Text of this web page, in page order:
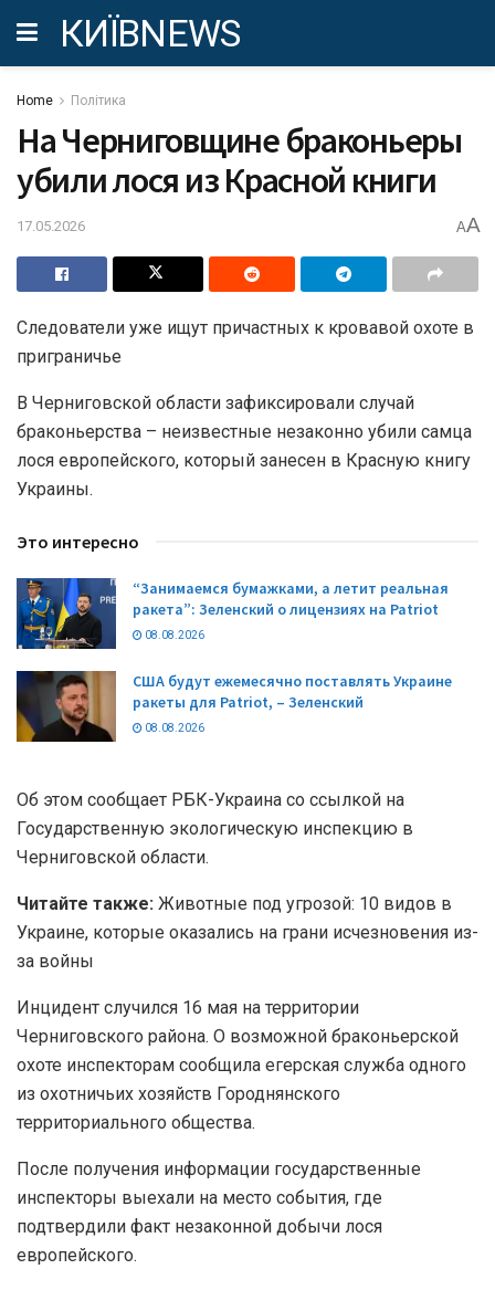
КИЇВNEWS
Home Політика
На Черниговщине браконьеры
убили лося из Красной книги
17.05.2026 AA
Следователи уже ищут причастных к кровавой охоте в
приграничье
В Черниговской области зафиксировали случай
браконьерства – неизвестные незаконно убили самца
лося европейского, который занесен в Красную книгу
Украины.
Это интересно
“Занимаемся бумажками, а летит реальная
ракета”: Зеленский о лицензиях на Patriot
08.08.2026
США будут ежемесячно поставлять Украине
ракеты для Patriot, – Зеленский
08.08.2026
Об этом сообщает РБК-Украина со ссылкой на
Государственную экологическую инспекцию в
Черниговской области.
Читайте также: Животные под угрозой: 10 видов в
Украине, которые оказались на грани исчезновения из-
за войны
Инцидент случился 16 мая на территории
Черниговского района. О возможной браконьерской
охоте инспекторам сообщила егерская служба одного
из охотничьих хозяйств Городнянского
территориального общества.
После получения информации государственные
инспекторы выехали на место события, где
подтвердили факт незаконной добычи лося
европейского.